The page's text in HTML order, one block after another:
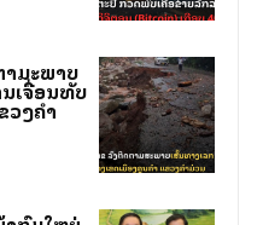
ມສະພາບ
ນເຈື່ອນທັບ
ວງຄໍາ